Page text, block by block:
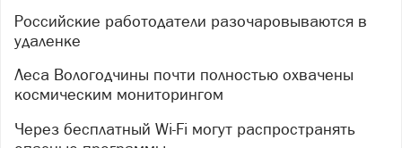
Российские работодатели разочаровываются в
удаленке
Леса Вологодчины почти полностью охвачены
космическим мониторингом
Через бесплатный Wi-Fi могут распространять